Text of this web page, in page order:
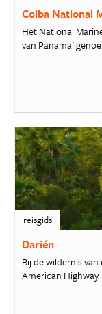
Coiba National
Het National
van Panama’
reisgids
Darién
Bij de wildernis
American Highway.